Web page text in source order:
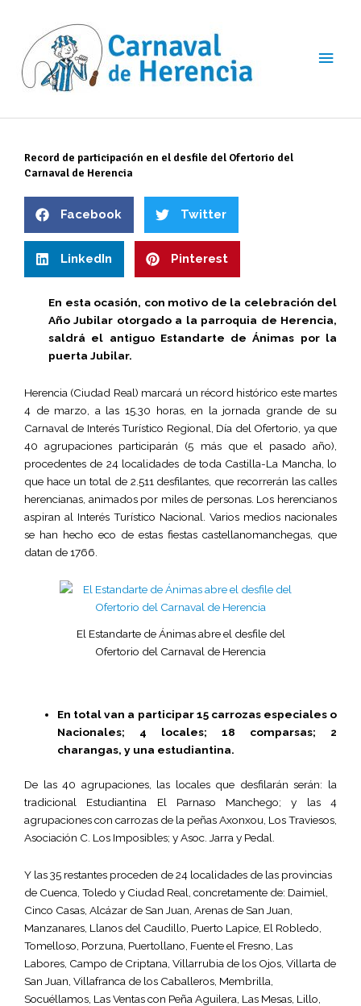
contenido
Record de participación en el desfile del Ofertorio del
Carnaval de Herencia
Facebook Twitter
LinkedIn Pinterest
En esta ocasión, con motivo de la celebración del
Año Jubilar otorgado a la parroquia de Herencia,
saldrá el antiguo Estandarte de Ánimas por la
puerta Jubilar.
Herencia (Ciudad Real) marcará un récord histórico este martes
4 de marzo, a las 15.30 horas, en la jornada grande de su
Carnaval de Interés Turístico Regional, Día del Ofertorio, ya que
40 agrupaciones participarán (5 más que el pasado año),
procedentes de 24 localidades de toda Castilla-La Mancha, lo
que hace un total de 2.511 desfilantes, que recorrerán las calles
herencianas, animados por miles de personas. Los herencianos
aspiran al Interés Turístico Nacional. Varios medios nacionales
se han hecho eco de estas fiestas castellanomanchegas, que
datan de 1766.
El Estandarte de Ánimas abre el desfile del
Ofertorio del Carnaval de Herencia
En total van a participar 15 carrozas especiales o
Nacionales; 4 locales; 18 comparsas; 2
charangas, y una estudiantina.
De las 40 agrupaciones, las locales que desfilarán serán: la
tradicional Estudiantina El Parnaso Manchego; y las 4
agrupaciones con carrozas de la peñas Axonxou, Los Traviesos,
Asociación C. Los Imposibles; y Asoc. Jarra y Pedal.
Y las 35 restantes proceden de 24 localidades de las provincias
de Cuenca, Toledo y Ciudad Real, concretamente de: Daimiel,
Cinco Casas, Alcázar de San Juan, Arenas de San Juan,
Manzanares, Llanos del Caudillo, Puerto Lapice, El Robledo,
Tomelloso, Porzuna, Puertollano, Fuente el Fresno, Las
Labores, Campo de Criptana, Villarrubia de los Ojos, Villarta de
San Juan, Villafranca de los Caballeros, Membrilla,
Socuéllamos, Las Ventas con Peña Aguilera, Las Mesas, Lillo,